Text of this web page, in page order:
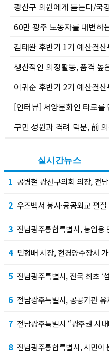
광산구 의원에게 듣는다/국
60만 광주 노동자를 대변하
김태완 후반기 1기 예산결
생산적인 의정활동, 품격 높
이귀순 후반기 2기 예산결
[인터뷰] 서양문화인 타로를
구민 성원과 격려 덕분, 前
실시간뉴스
1 공병철 광산구의회 의장, 전남광주통
2 우즈벡서 봉사·공공외교 펼
3 전남광주통합특별시, 농업용
4 민형배 시장, 현경양수장서
5 전남광주특별시, 전국 최초 ‘
6 전남광주특별시, 공공기관
7 전남광주특별시 “광주권 시
8 전남광주통합특별시, 시민이